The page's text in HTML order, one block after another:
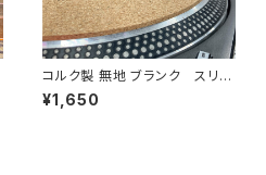
コルク製 無地 ブランク スリッ
プマット ターンテーブルマット 1
2インチ
¥1,650